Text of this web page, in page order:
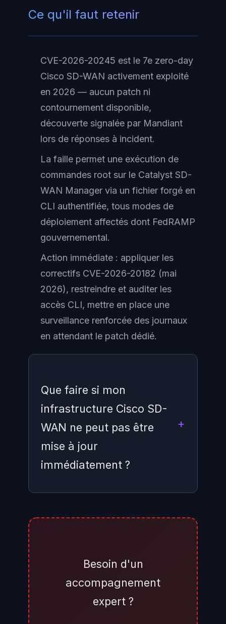
Ce qu'il faut retenir
CVE-2026-20245 est le 7e zero-day
Cisco SD-WAN activement exploité
en 2026 — aucun patch ni
contournement disponible,
découverte signalée par Mandiant
lors de réponses à incident.
La faille permet une exécution de
commandes root sur le Catalyst SD-
WAN Manager via un fichier forgé en
CLI authentifiée, tous modes de
déploiement affectés dont FedRAMP
gouvernemental.
Action immédiate : appliquer les
correctifs CVE-2026-20182 (mai
2026), restreindre et auditer les
accès CLI, mettre en place une
surveillance renforcée des journaux
en attendant le patch dédié.
Que faire si mon
infrastructure Cisco SD-
WAN ne peut pas être
mise à jour
immédiatement ?
les accès CLI du SD-WAN
strictement indispensables, activer
l'authentification multifacteur sur
Besoin d'un
accompagnement
expert ?